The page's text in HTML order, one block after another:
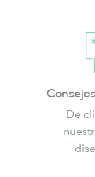
Consejos
inspiración
De